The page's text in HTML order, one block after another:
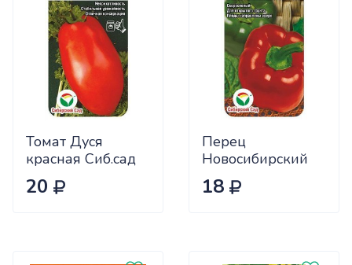
Томат Дуся
красная Сиб.сад
Ц
20
Перец
Новосибирский
(ранний) Сиб.сад
Ц
18